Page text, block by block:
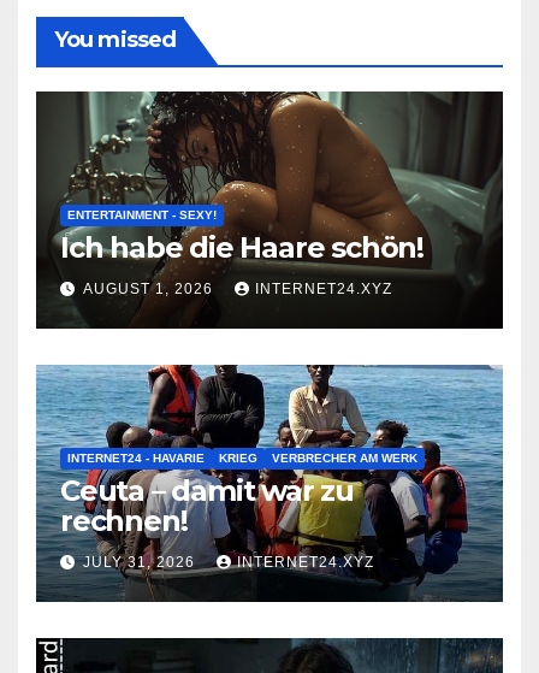
You missed
ENTERTAINMENT - SEXY!
Ich habe die Haare schön!
AUGUST 1, 2026 INTERNET24.XYZ
INTERNET24 - HAVARIE KRIEG VERBRECHER AM WERK
Ceuta – damit war zu
rechnen!
JULY 31, 2026 INTERNET24.XYZ